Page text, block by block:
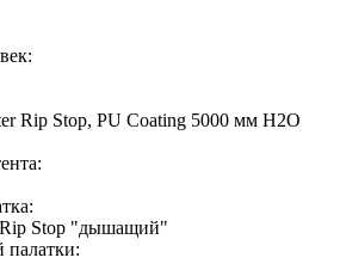
Rip Stop, PU Coating 5000 мм H2O
Stop "дышащий"
палатки: